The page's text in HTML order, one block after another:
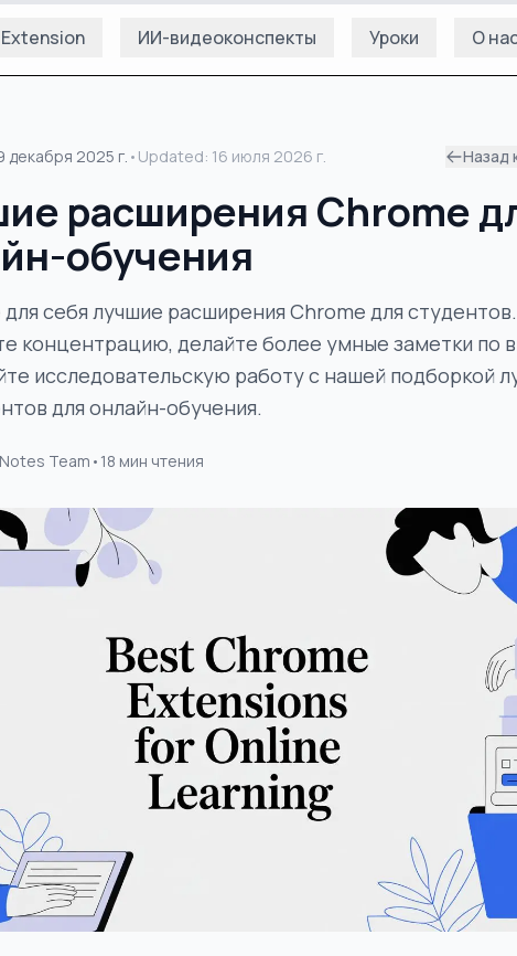
Extension ИИ-видеоконспекты Уроки О
декабря 2025 г. • Updated: 16 июля 2026 г. Назад
расширения Chrome
обучения
себя лучшие расширения Chrome для студентов.
концентрацию, делайте более умные заметки по
исследовательскую работу с нашей подборкой
для онлайн-обучения.
Team • 18 мин чтения